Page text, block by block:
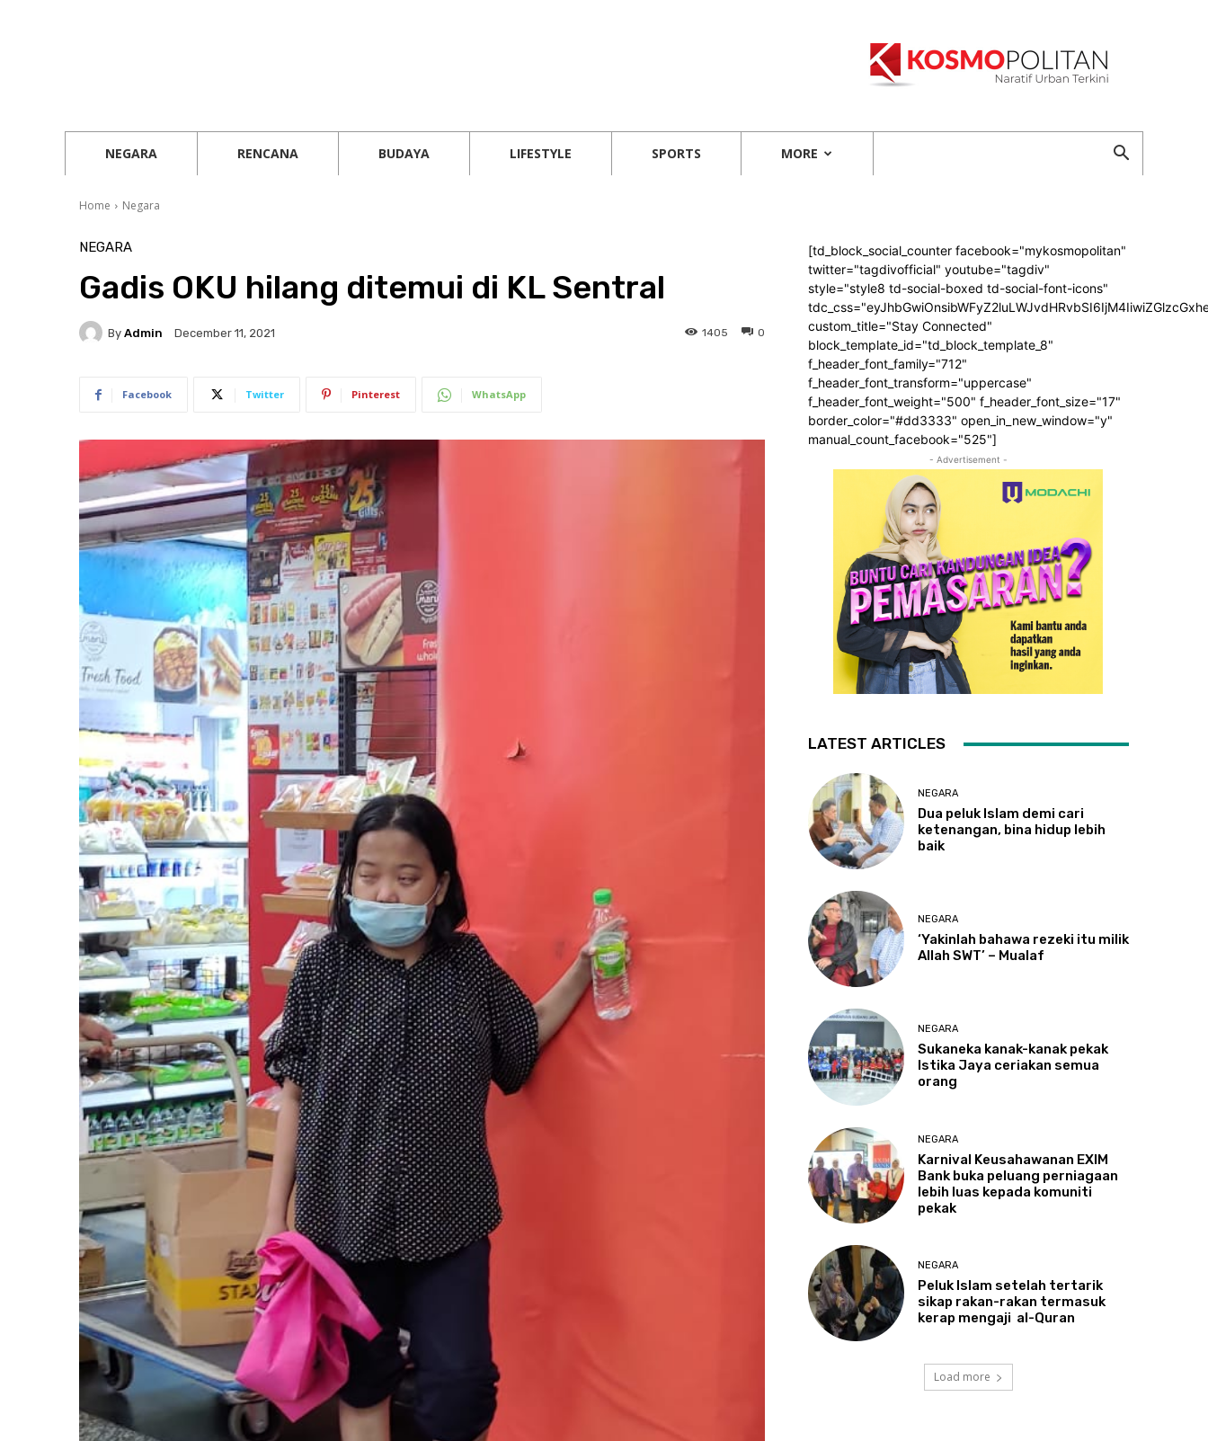
NEGARA RENCANA BUDAYA LIFESTYLE SPORTS MORE
Home Negara
NEGARA
Gadis OKU hilang ditemui di KL Sentral
By Admin December 11, 2021 0
1405
Facebook Twitter Pinterest WhatsApp
[td_block_social_counter facebook="mykosmopolitan"
twitter="tagdivofficial" youtube="tagdiv"
style="style8 td-social-boxed td-social-font-icons"
custom_title="Stay Connected"
block_template_id="td_block_template_8"
f_header_font_family="712"
f_header_font_transform="uppercase"
f_header_font_weight="500" f_header_font_size="17"
border_color="#dd3333" open_in_new_window="y"
manual_count_facebook="525"]
- Advertisement -
LATEST ARTICLES
NEGARA
Dua peluk Islam demi cari
ketenangan, bina hidup lebih
baik
NEGARA
‘Yakinlah bahawa rezeki itu milik
Allah SWT’ – Mualaf
NEGARA
Sukaneka kanak-kanak pekak
Istika Jaya ceriakan semua
orang
NEGARA
Karnival Keusahawanan EXIM
Bank buka peluang perniagaan
lebih luas kepada komuniti
pekak
NEGARA
PelukIslam setelah tertarik
sikap rakan-rakan termasuk
kerap mengaji al-Quran
Load more